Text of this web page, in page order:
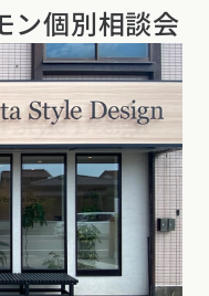
ン個別相談会